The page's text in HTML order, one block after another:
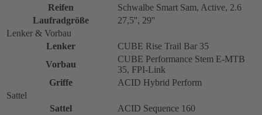
Reifen
Schwalbe Smart Sam, Active, 2.6
Laufradgröße
27,5'', 29''
Lenker & Vorbau
Lenker
CUBE Rise Trail Bar 35
Vorbau
CUBE Performance Stem E-MTB
35, FPI-Link
Griffe
ACID Hybrid Perform
Sattel
Sattel
ACID Sequence 160